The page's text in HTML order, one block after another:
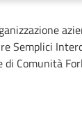
Semplici
di Comunità